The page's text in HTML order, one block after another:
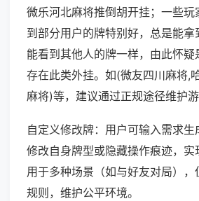
微乐河北麻将推倒胡开挂；一些玩
到部分用户的牌特别好，总是能拿
能看到其他人的牌一样，由此怀疑
存在此类外挂。如(微友四川麻将,
麻将)等，建议通过正规途径维护游
自定义修改牌：用户可输入需求生
修改自身牌型或隐藏操作痕迹，实
用于多种场景（如与好友对局）
规则，维护公平环境。